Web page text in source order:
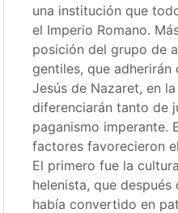
una institución que
el Imperio Romano.
posición del grupo de
gentiles, que
Jesús de Nazaret, en
diferenciarán tanto de
paganismo imperante.
factores favorecieron
El primero fue la
helenista, que
había convertido en